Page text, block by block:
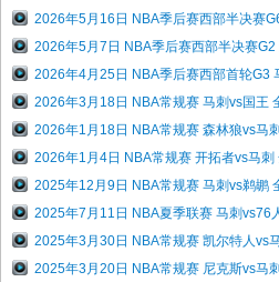
2026年5月16日 NBA季后赛西部半决赛
2026年5月7日 NBA季后赛西部半决赛G2
2026年4月25日 NBA季后赛西部首轮G3
2026年3月18日 NBA常规赛 马刺vs国王
2026年1月18日 NBA常规赛 森林狼vs马
2026年1月4日 NBA常规赛 开拓者vs马刺
2025年12月9日 NBA常规赛 马刺vs鹈鹕
2025年7月11日 NBA夏季联赛 马刺vs76
2025年3月30日 NBA常规赛 凯尔特人vs
2025年3月20日 NBA常规赛 尼克斯vs马